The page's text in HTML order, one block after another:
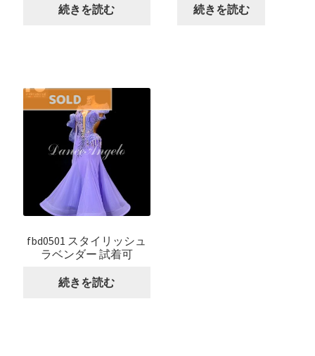
続きを読む 続きを読む
fbd0501 スタイリッシュ
ラベンダー 試着可
続きを読む